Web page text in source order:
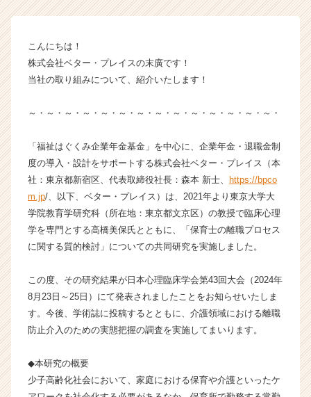
貢
る
【株
タ
ー・
プ
レ
イ
の
タ
ム
ラ
イ
ン】
チ
こんにちは！
株式会社ベター・プレイスの末廣です！
当社の取り組みについて、紹介いたします！
～・～・～・～・～・～・～・～・～・～・～・～・～・～・
「福祉はぐくみ企業年金基金」を中心に、企業年金・退職金制
度の導入・設計をサポートする株式会社ベター・プレイス（本
社：東京都新宿区、代表取締役社長：森本 新士、 https://bpco
m.jp/、以下、ベター・プレイス）は、2021年より東京大学大
学院教育学研究科（所在地：東京都文京区）の教授で臨床心理
学を専門とする高橋美保氏とともに、「保育士の離職プロセス
に関する質的検討」についての共同研究を実施しました。
この度、その研究結果が日本心理臨床学会第43回大会（2024年
8月23日～25日）にて発表されましたことをお知らせいたしま
す。今後、学術誌に投稿するとともに、介護領域における離職
防止介入のための実態把握の調査を実施してまいります。
◆本研究の概要
少子高齢化社会において、家庭における保育や介護といったケ